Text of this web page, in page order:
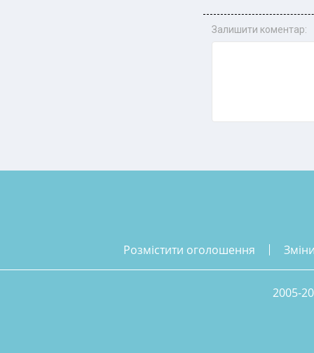
Залишити коментар:
розмістити оголошення
2005-